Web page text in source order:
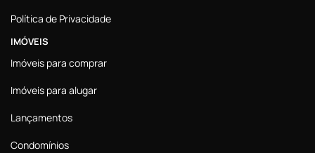
Política de Privacidade
IMÓVEIS
Imóveis para comprar
Imóveis para alugar
Lançamentos
Condomínios